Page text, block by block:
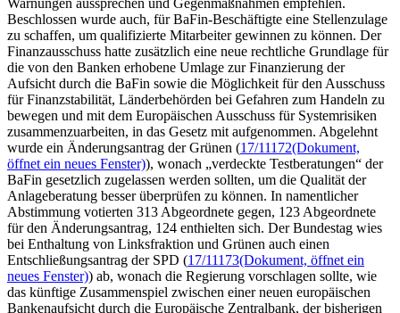
Beschlossen wurde auch, für BaFin-Beschäftigte eine Stellenzulage
zu schaffen, um qualifizierte Mitarbeiter gewinnen zu können. Der
Finanzausschuss hatte zusätzlich eine neue rechtliche Grundlage für
die von den Banken erhobene Umlage zur Finanzierung der
Aufsicht durch die BaFin sowie die Möglichkeit für den Ausschuss
für Finanzstabilität, Länderbehörden bei Gefahren zum Handeln zu
bewegen und mit dem Europäischen Ausschuss für Systemrisiken
zusammenzuarbeiten, in das Gesetz mit aufgenommen. Abgelehnt
wurde ein Änderungsantrag der Grünen (17/11172(Dokument,
öffnet ein neues Fenster)), wonach „verdeckte Testberatungen“ der
BaFin gesetzlich zugelassen werden sollten, um die Qualität der
Anlageberatung besser überprüfen zu können. In namentlicher
Abstimmung votierten 313 Abgeordnete gegen, 123 Abgeordnete
für den Änderungsantrag, 124 enthielten sich. Der Bundestag wies
bei Enthaltung von Linksfraktion und Grünen auch einen
Entschließungsantrag der SPD (17/11173(Dokument, öffnet ein
neues Fenster)) ab, wonach die Regierung vorschlagen sollte, wie
das künftige Zusammenspiel zwischen einer neuen europäischen
Bankenaufsicht durch die Europäische Zentralbank, der bisherigen